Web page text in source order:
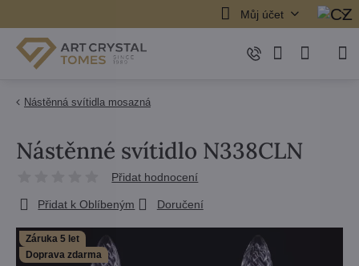
Můj účet
Nástěnná svítidla mosazná
Záruka 5 let
Doprava zdarma
Nástěnné svítidlo N338CLN
Přidat hodnocení
Přidat k Oblíbeným Doručení